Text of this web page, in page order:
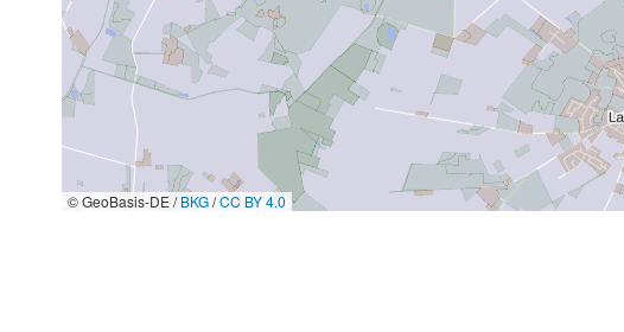
© GeoBasis-DE /BKG/CC BY 4.0